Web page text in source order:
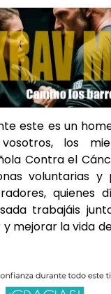
este es un
los
Contra el
voluntarias y
quienes
trabajáis
mejorar la vida